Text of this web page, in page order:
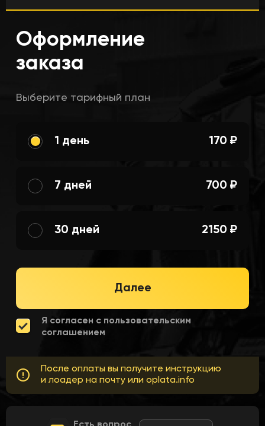
Оформление
заказа
Выберите тарифный план
1 день 170 ₽
7 дней 700 ₽
30 дней 2150 ₽
Далее
Я согласен с пользовательским
соглашением
После оплаты вы получите инструкцию
и лоадер на почту или oplata.info